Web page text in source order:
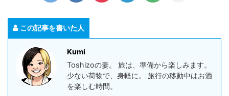
この記事を書いた人
Kumi
Toshizoの妻。 旅は、準備から楽しみます。
少ない荷物で、身軽に。 旅行の移動中はお酒
を楽しむ時間。